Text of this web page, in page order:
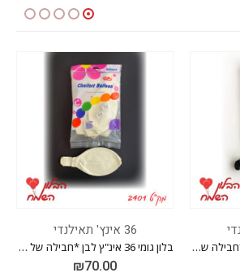
36 אינץ' תאילנדי
70.00